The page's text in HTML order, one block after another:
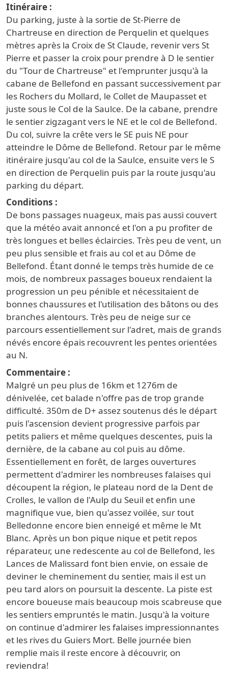
Itinéraire
Du parking, juste à la sortie de St-Pierre de
Chartreuse en direction de Perquelin et quelques
mètres après la Croix de St Claude, revenir vers St
Pierre et passer la croix pour prendre à D le sentier
du "Tour de Chartreuse" et l'emprunter jusqu'à la
cabane de Bellefond en passant successivement par
les Rochers du Mollard, le Collet de Maupasset et
juste sous le Col de la Saulce. De la cabane, prendre
le sentier zigzagant vers le NE et le col de Bellefond.
Du col, suivre la crête vers le SE puis NE pour
atteindre le Dôme de Bellefond. Retour par le même
itinéraire jusqu'au col de la Saulce, ensuite vers le S
en direction de Perquelin puis par la route jusqu'au
parking du départ.
Conditions
De bons passages nuageux, mais pas aussi couvert
que la météo avait annoncé et l'on a pu profiter de
très longues et belles éclaircies. Très peu de vent, un
peu plus sensible et frais au col et au Dôme de
Bellefond. Étant donné le temps très humide de ce
mois, de nombreux passages boueux rendaient la
progression un peu pénible et nécessitaient de
bonnes chaussures et l'utilisation des bâtons ou des
branches alentours. Très peu de neige sur ce
parcours essentiellement sur l'adret, mais de grands
névés encore épais recouvrent les pentes orientées
au N.
Commentaire
Malgré un peu plus de 16km et 1276m de
dénivelée, cet balade n'offre pas de trop grande
difficulté. 350m de D+ assez soutenus dés le départ
puis l'ascension devient progressive parfois par
petits paliers et même quelques descentes, puis la
dernière, de la cabane au col puis au dôme.
Essentiellement en forêt, de larges ouvertures
permettent d'admirer les nombreuses falaises qui
découpent la région, le plateau nord de la Dent de
Crolles, le vallon de l'Aulp du Seuil et enfin une
magnifique vue, bien qu'assez voilée, sur tout
Belledonne encore bien enneigé et même le Mt
Blanc. Après un bon pique nique et petit repos
réparateur, une redescente au col de Bellefond, les
Lances de Malissard font bien envie, on essaie de
deviner le cheminement du sentier, mais il est un
peu tard alors on poursuit la descente. La piste est
encore boueuse mais beaucoup mois scabreuse que
les sentiers empruntés le matin. Jusqu'à la voiture
on continue d'admirer les falaises impressionnantes
et les rives du Guiers Mort. Belle journée bien
remplie mais il reste encore à découvrir, on
reviendra!